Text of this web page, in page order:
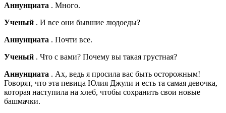
Аннунциата . Много.
Ученый . И все они бывшие людоеды?
Аннунциата . Почти все.
Ученый . Что с вами? Почему вы такая грустная?
Аннунциата . Ах, ведь я просила вас быть осторожным!
Говорят, что эта певица Юлия Джули и есть та самая девочка,
которая наступила на хлеб, чтобы сохранить свои новые
башмачки.